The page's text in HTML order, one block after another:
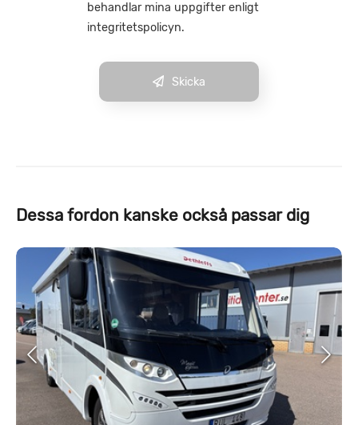
behandlar mina uppgifter enligt
integritetspolicyn.
Skicka
Dessa fordon kanske också passar dig